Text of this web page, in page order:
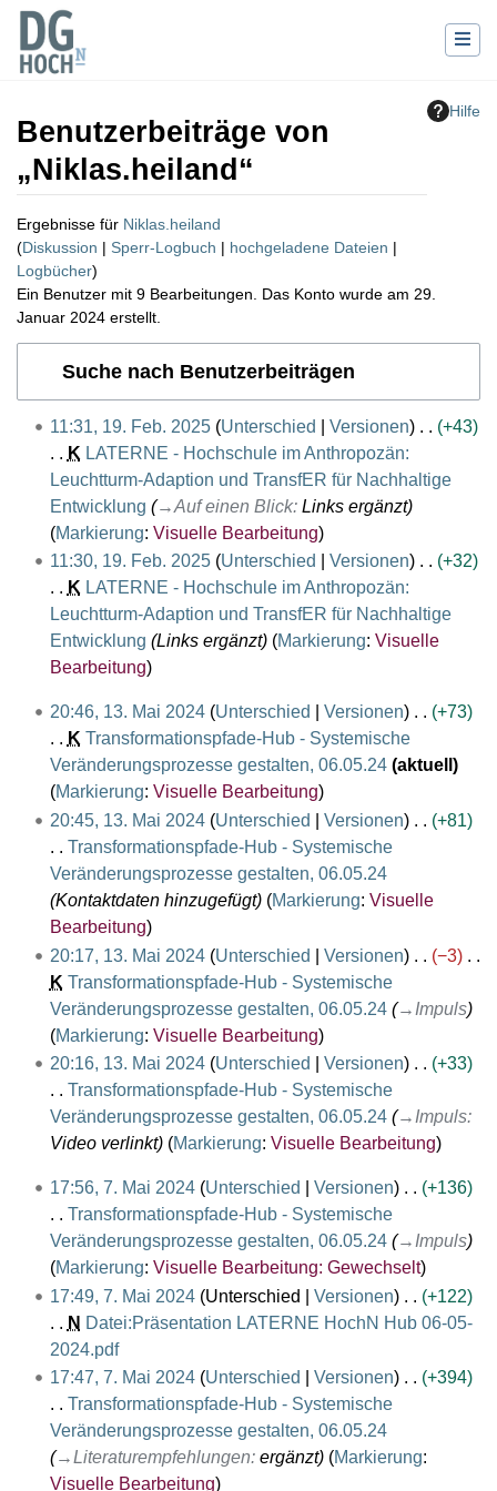
Hilfe
Benutzerbeiträge von
„Niklas.heiland “
Ergebnisse für Niklas.heiland
Diskussion
Sperr-Logbuch
hochgeladene Dateien
Logbücher
Ein Benutzer mit 9 Bearbeitungen. Das Konto wurde am 29.
Januar 2024 erstellt.
Wechseln zu:Navigation,Suche
Suche nach Benutzerbeiträgen
11:31, 19. Feb. 2025 Unterschied Versionen
+43
K LATERNE - Hochschule im Anthropozän:
Leuchtturm-Adaption und TransfER für Nachhaltige
Entwicklung →Auf einen Blick: Links ergänzt
Markierung: Visuelle Bearbeitung
11:30, 19. Feb. 2025 Unterschied Versionen
+32
K LATERNE - Hochschule im Anthropozän:
Leuchtturm-Adaption und TransfER für Nachhaltige
Entwicklung Links ergänzt Markierung: Visuelle
Bearbeitung
20:46, 13. Mai 2024 Unterschied Versionen
+73
K Transformationspfade-Hub - Systemische
Veränderungsprozesse gestalten, 06.05.24
K
e
n
e
B
e
a
r
b
e
t
u
g
s
z
u
s
a
m
m
e
n
f
a
aktuell
Markierung: Visuelle Bearbeitung
20:45, 13. Mai 2024 Unterschied Versionen
+81
Transformationspfade-Hub - Systemische
Veränderungsprozesse gestalten, 06.05.24
Kontaktdaten hinzugefügt
Markierung: Visuelle
Bearbeitung
20:17, 13. Mai 2024 Unterschied Versionen
−3
K Transformationspfade-Hub - Systemische
Veränderungsprozesse gestalten, 06.05.24 → Impuls
Markierung: Visuelle Bearbeitung
20:16, 13. Mai 2024 Unterschied Versionen
+33
Transformationspfade-Hub - Systemische
Veränderungsprozesse gestalten, 06.05.24 → Impuls:
Video verlinkt
Markierung: Visuelle Bearbeitung
17:56, 7. Mai 2024 Unterschied Versionen
+136
Transformationspfade-Hub - Systemische
Veränderungsprozesse gestalten, 06.05.24 → Impuls
Markierung: Visuelle Bearbeitung: Gewechselt
17:49, 7. Mai 2024 Unterschied Versionen
+122
N Datei:Präsentation LATERNE HochN Hub 06-05-
2024.pdf
K
i
n
e
17:47, 7. Mai 2024 Unterschied Versionen
+394
Transformationspfade-Hub - Systemische
Veränderungsprozesse gestalten, 06.05.24
→Literaturempfehlungen: ergänzt Markierung:
Visuelle Bearbeitung